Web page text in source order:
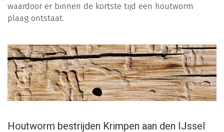
waardoor er binnen de kortste tijd een houtworm
plaag ontstaat.
Houtworm bestrijden Krimpen aan den IJssel